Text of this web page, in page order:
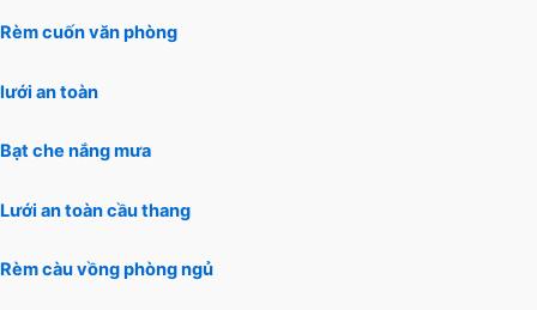
Rèm cuốn văn phòng
lưới an toàn
Bạt che nắng mưa
Lưới an toàn cầu thang
Rèm càu vồng phòng ngủ